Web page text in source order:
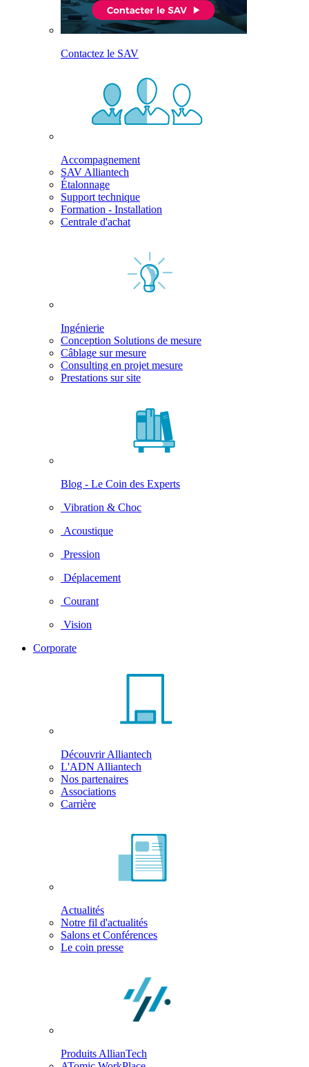
Contactez le SAV
Accompagnement
SAV Alliantech
Étalonnage
Support technique
Formation - Installation
Centrale d'achat
Ingénierie
Conception Solutions de mesure
Câblage sur mesure
Consulting en projet mesure
Prestations sur site
Blog - Le Coin des Experts
Vibration & Choc
Acoustique
Pression
Déplacement
Courant
Vision
Corporate
Découvrir Alliantech
L'ADN Alliantech
Nos partenaires
Associations
Carrière
Actualités
Notre fil d'actualités
Salons et Conférences
Le coin presse
Produits AllianTech